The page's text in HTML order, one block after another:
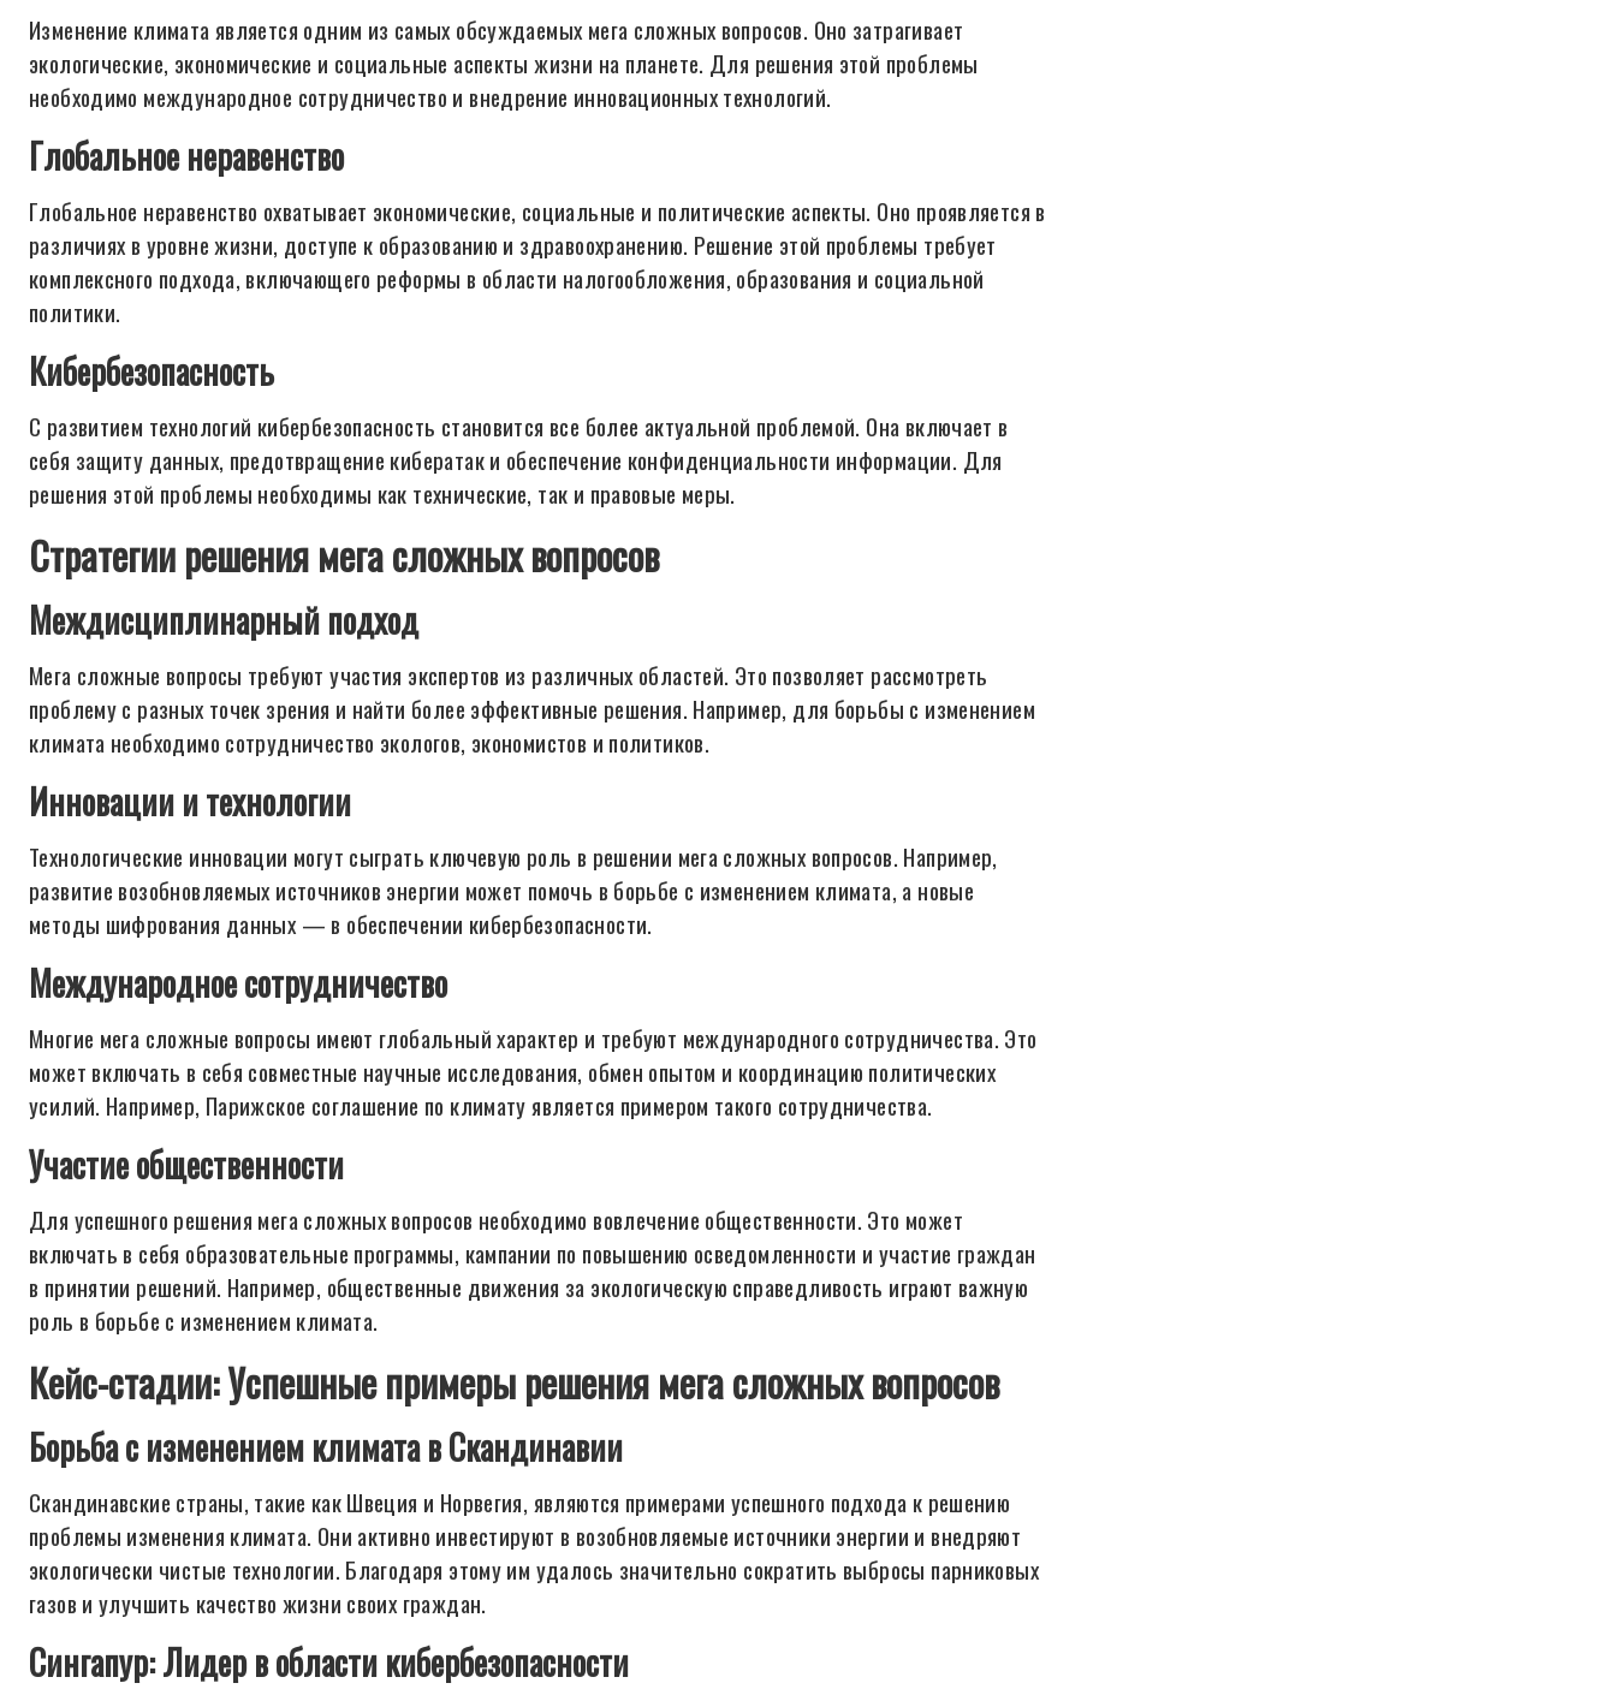
Изменение климата является одним из самых обсуждаемых мега сложных вопросов. Оно затрагивает
экологические, экономические и социальные аспекты жизни на планете. Для решения этой проблемы
необходимо международное сотрудничество и внедрение инновационных технологий.
Глобальное неравенство
Глобальное неравенство охватывает экономические, социальные и политические аспекты. Оно проявляется в
различиях в уровне жизни, доступе к образованию и здравоохранению. Решение этой проблемы требует
комплексного подхода, включающего реформы в области налогообложения, образования и социальной
политики.
Кибербезопасность
С развитием технологий кибербезопасность становится все более актуальной проблемой. Она включает в
себя защиту данных, предотвращение кибератак и обеспечение конфиденциальности информации. Для
решения этой проблемы необходимы как технические, так и правовые меры.
Стратегии решения мега сложных вопросов
Междисциплинарный подход
Мега сложные вопросы требуют участия экспертов из различных областей. Это позволяет рассмотреть
проблему с разных точек зрения и найти более эффективные решения. Например, для борьбы с изменением
климата необходимо сотрудничество экологов, экономистов и политиков.
Инновации и технологии
Технологические инновации могут сыграть ключевую роль в решении мега сложных вопросов. Например,
развитие возобновляемых источников энергии может помочь в борьбе с изменением климата, а новые
методы шифрования данных — в обеспечении кибербезопасности.
Международное сотрудничество
Многие мега сложные вопросы имеют глобальный характер и требуют международного сотрудничества. Это
может включать в себя совместные научные исследования, обмен опытом и координацию политических
усилий. Например, Парижское соглашение по климату является примером такого сотрудничества.
Участие общественности
Для успешного решения мега сложных вопросов необходимо вовлечение общественности. Это может
включать в себя образовательные программы, кампании по повышению осведомленности и участие граждан
в принятии решений. Например, общественные движения за экологическую справедливость играют важную
роль в борьбе с изменением климата.
Кейс-стадии: Успешные примеры решения мега сложных вопросов
Борьба с изменением климата в Скандинавии
Скандинавские страны, такие как Швеция и Норвегия, являются примерами успешного подхода к решению
проблемы изменения климата. Они активно инвестируют в возобновляемые источники энергии и внедряют
экологически чистые технологии. Благодаря этому им удалось значительно сократить выбросы парниковых
газов и улучшить качество жизни своих граждан.
Сингапур: Лидер в области кибербезопасности